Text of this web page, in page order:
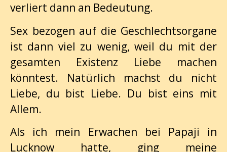
verliert dann an Bedeutung.
Sex bezogen auf die Geschlechtsorgane
ist dann viel zu wenig, weil du mit der
gesamten Existenz Liebe machen
könntest. Natürlich machst du nicht
Liebe, du bist Liebe. Du bist eins mit
Allem.
Als ich mein Erwachen bei Papaji in
Lucknow hatte, ging meine